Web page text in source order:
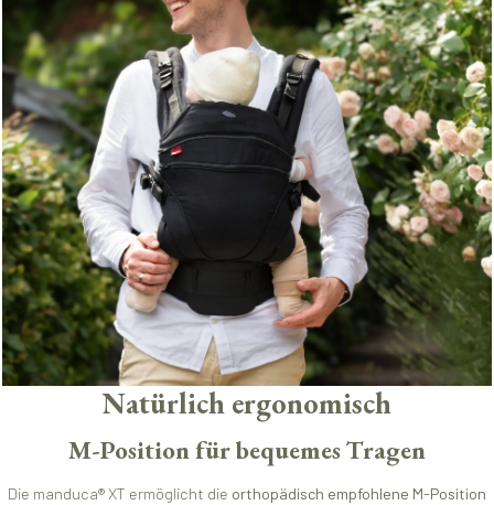
Natürlich ergonomisch
M-Position für bequemes Tragen
Die manduca® XT ermöglicht die orthopädisch empfohlene M-Position